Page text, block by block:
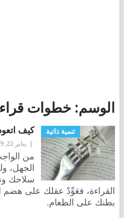
الوسم: خطوات
تنمية ذاتية كيف
يناير 22, 2019
من
الجهل،
سلاحك
القراءة، فعَوِّدْ عقلك على هضم
بطنك على الطعام.